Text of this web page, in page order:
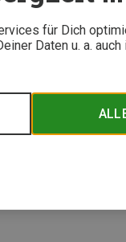
für Dich
Daten u. a.
Wir zeigen
Du hier